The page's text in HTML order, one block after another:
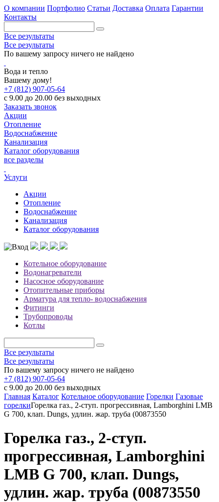
О компании Портфолио Статьи Доставка Оплата Гарантии
Контакты
Все результаты
Все результаты
По вашему запросу ничего не найдено
Вода и тепло
Вашему дому!
+7 (812) 907-05-64
с 9.00 до 20.00 без выходных
Заказать звонок
Акции
Отопление
Водоснабжение
Канализация
Каталог оборудования
все разделы
Услуги
Акции
Отопление
Водоснабжение
Канализация
Каталог оборудования
Котельное оборудование
Водонагреватели
Насосное оборудование
Отопительные приборы
Арматура для тепло- водоснабжения
Фитинги
Трубопроводы
Котлы
Все результаты
Все результаты
По вашему запросу ничего не найдено
+7 (812) 907-05-64
с 9.00 до 20.00 без выходных
Главная Каталог Котельное оборудование Горелки Газовые
горелкиГорелка газ., 2-ступ. прогрессивная, Lamborghini LMB
G 700, клап. Dungs, удлин. жар. труба (00873550
Горелка газ., 2-ступ.
прогрессивная, Lamborghini
LMB G 700, клап. Dungs,
удлин. жар. труба (00873550